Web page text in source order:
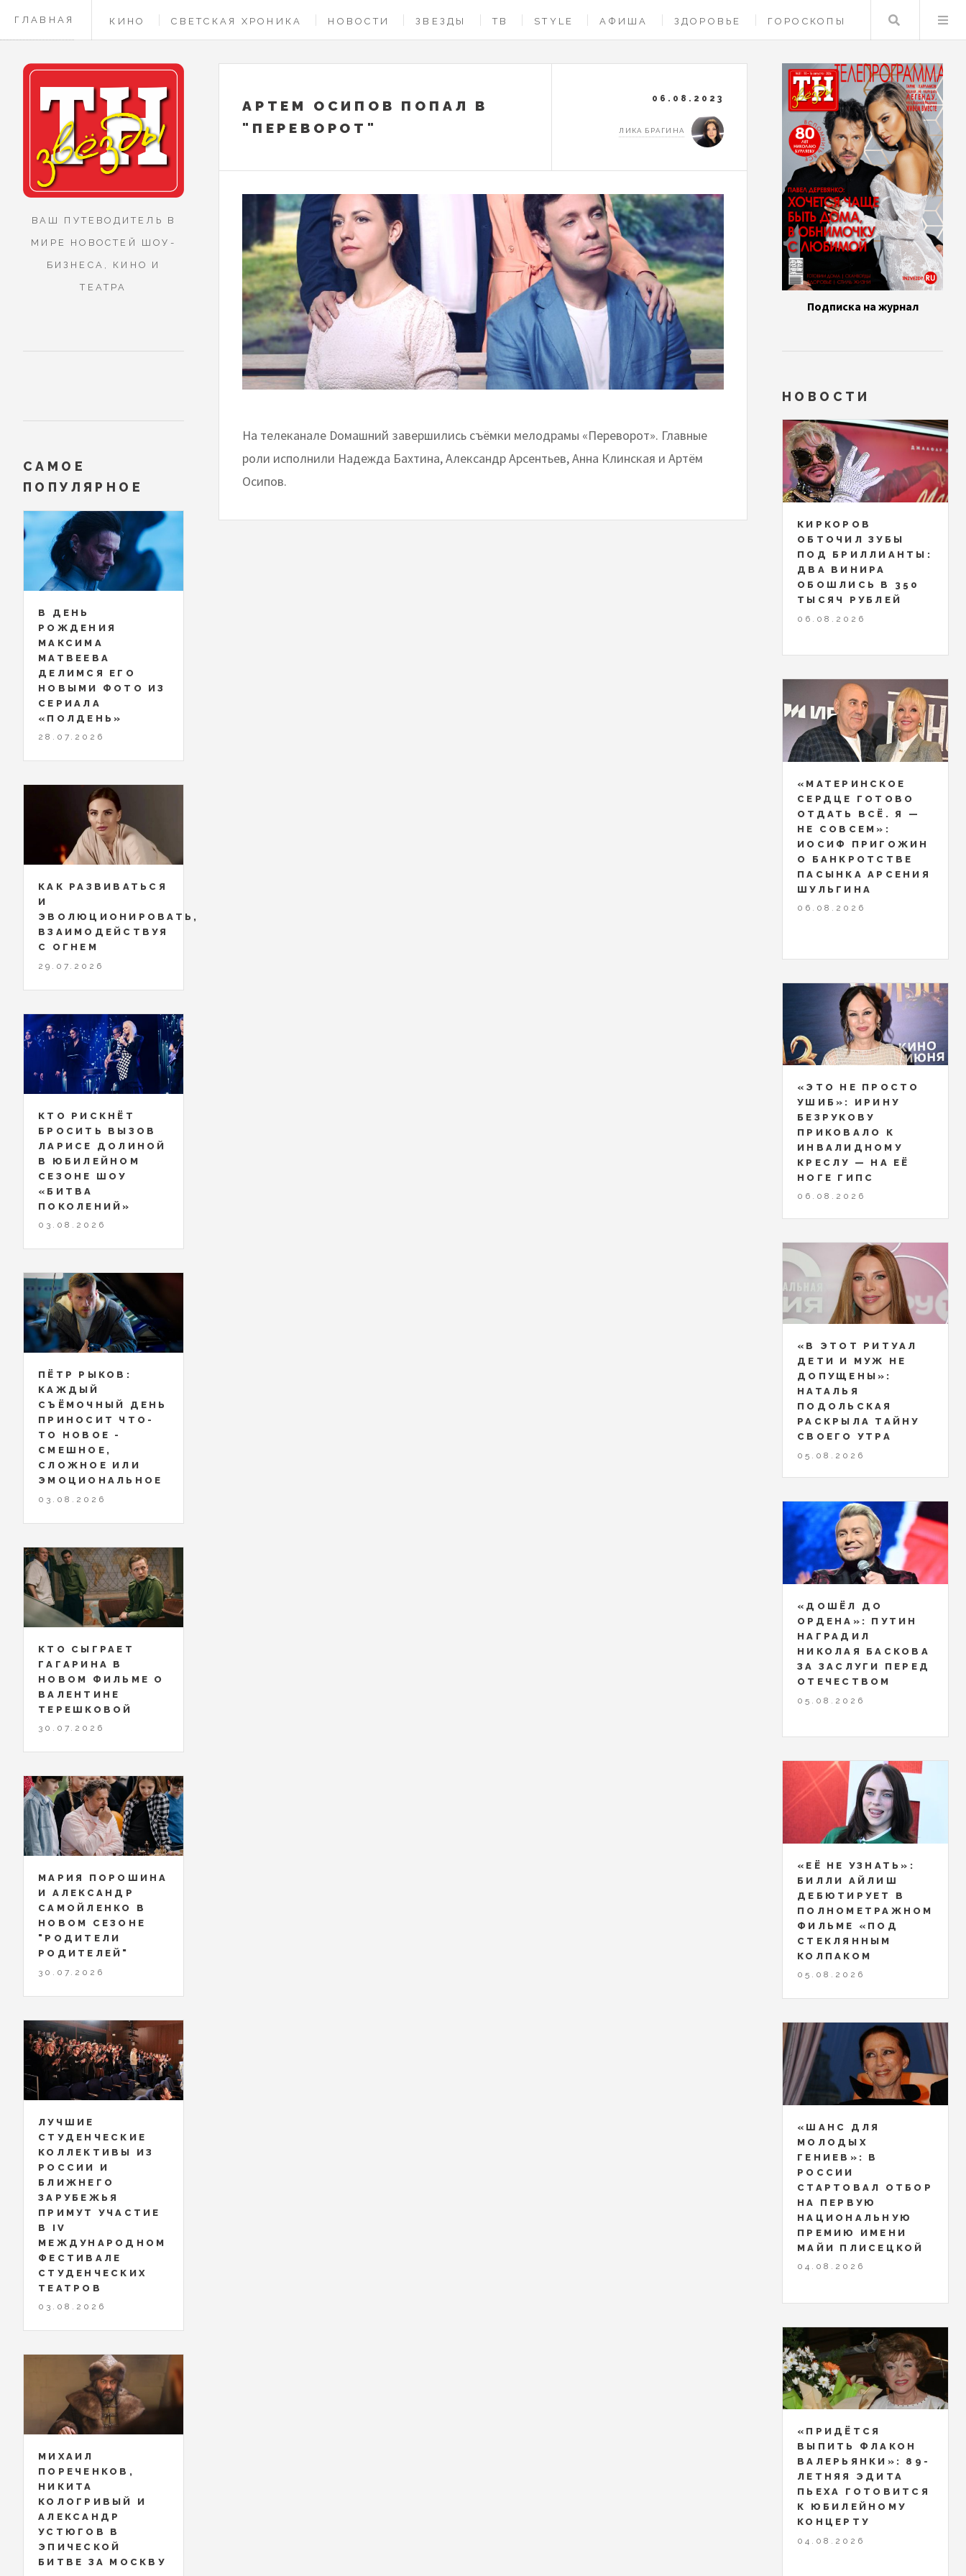
ГЛАВНАЯ КИНО СВЕТСКАЯ ХРОНИКА НОВОСТИ ЗВЕЗДЫ ТВ STYLE АФИША ЗДОРОВЬЕ ГОРОСКОПЫ
КОНТАКТЫ
Поиск
АРТЕМ ОСИПОВ ПОПАЛ В
"ПЕРЕВОРОТ"
06.08.2023
ЛИКА БРАГИНА
На телеканале Dомашний завершились съёмки мелодрамы «Переворот». Главные
роли исполнили Надежда Бахтина, Александр Арсентьев, Анна Клинская и Артём
Осипов.
ВАШ ПУТЕВОДИТЕЛЬ В
МИРЕ НОВОСТЕЙ ШОУ-
БИЗНЕСА, КИНО И
ТЕАТРА
САМОЕ
ПОПУЛЯРНОЕ
В ДЕНЬ
РОЖДЕНИЯ
МАКСИМА
МАТВЕЕВА
ДЕЛИМСЯ ЕГО
НОВЫМИ ФОТО ИЗ
СЕРИАЛА
«ПОЛДЕНЬ»
28.07.2026
КАК РАЗВИВАТЬСЯ
И
ЭВОЛЮЦИОНИРОВАТЬ,
ВЗАИМОДЕЙСТВУЯ
С ОГНЕМ
29.07.2026
КТО РИСКНЁТ
БРОСИТЬ ВЫЗОВ
ЛАРИСЕ ДОЛИНОЙ
В ЮБИЛЕЙНОМ
СЕЗОНЕ ШОУ
«БИТВА
ПОКОЛЕНИЙ»
03.08.2026
ПЁТР РЫКОВ:
КАЖДЫЙ
СЪЁМОЧНЫЙ ДЕНЬ
ПРИНОСИТ ЧТО-
ТО НОВОЕ -
СМЕШНОЕ,
СЛОЖНОЕ ИЛИ
ЭМОЦИОНАЛЬНОЕ
03.08.2026
КТО СЫГРАЕТ
ГАГАРИНА В
НОВОМ ФИЛЬМЕ О
ВАЛЕНТИНЕ
ТЕРЕШКОВОЙ
30.07.2026
МАРИЯ ПОРОШИНА
И АЛЕКСАНДР
САМОЙЛЕНКО В
НОВОМ СЕЗОНЕ
"РОДИТЕЛИ
РОДИТЕЛЕЙ"
30.07.2026
ЛУЧШИЕ
СТУДЕНЧЕСКИЕ
КОЛЛЕКТИВЫ ИЗ
РОССИИ И
БЛИЖНЕГО
ЗАРУБЕЖЬЯ
ПРИМУТ УЧАСТИЕ
В IV
МЕЖДУНАРОДНОМ
ФЕСТИВАЛЕ
СТУДЕНЧЕСКИХ
ТЕАТРОВ
03.08.2026
МИХАИЛ
ПОРЕЧЕНКОВ,
НИКИТА
КОЛОГРИВЫЙ И
АЛЕКСАНДР
УСТЮГОВ В
ЭПИЧЕСКОЙ
БИТВЕ ЗА МОСКВУ
Подписка на журнал
НОВОСТИ
КИРКОРОВ
ОБТОЧИЛ ЗУБЫ
ПОД БРИЛЛИАНТЫ:
ДВА ВИНИРА
ОБОШЛИСЬ В 350
ТЫСЯЧ РУБЛЕЙ
06.08.2026
«МАТЕРИНСКОЕ
СЕРДЦЕ ГОТОВО
ОТДАТЬ ВСЁ. Я —
НЕ СОВСЕМ»:
ИОСИФ ПРИГОЖИН
О БАНКРОТСТВЕ
ПАСЫНКА АРСЕНИЯ
ШУЛЬГИНА
06.08.2026
«ЭТО НЕ ПРОСТО
УШИБ»: ИРИНУ
БЕЗРУКОВУ
ПРИКОВАЛО К
ИНВАЛИДНОМУ
КРЕСЛУ — НА ЕЁ
НОГЕ ГИПС
06.08.2026
«В ЭТОТ РИТУАЛ
ДЕТИ И МУЖ НЕ
ДОПУЩЕНЫ»:
НАТАЛЬЯ
ПОДОЛЬСКАЯ
РАСКРЫЛА ТАЙНУ
СВОЕГО УТРА
05.08.2026
«ДОШЁЛ ДО
ОРДЕНА»: ПУТИН
НАГРАДИЛ
НИКОЛАЯ БАСКОВА
ЗА ЗАСЛУГИ ПЕРЕД
ОТЕЧЕСТВОМ
05.08.2026
«ЕЁ НЕ УЗНАТЬ»:
БИЛЛИ АЙЛИШ
ДЕБЮТИРУЕТ В
ПОЛНОМЕТРАЖНОМ
ФИЛЬМЕ «ПОД
СТЕКЛЯННЫМ
КОЛПАКОМ
05.08.2026
«ШАНС ДЛЯ
МОЛОДЫХ
ГЕНИЕВ»: В
РОССИИ
СТАРТОВАЛ ОТБОР
НА ПЕРВУЮ
НАЦИОНАЛЬНУЮ
ПРЕМИЮ ИМЕНИ
МАЙИ ПЛИСЕЦКОЙ
04.08.2026
«ПРИДЁТСЯ
ВЫПИТЬ ФЛАКОН
ВАЛЕРЬЯНКИ»: 89-
ЛЕТНЯЯ ЭДИТА
ПЬЕХА ГОТОВИТСЯ
К ЮБИЛЕЙНОМУ
КОНЦЕРТУ
04.08.2026